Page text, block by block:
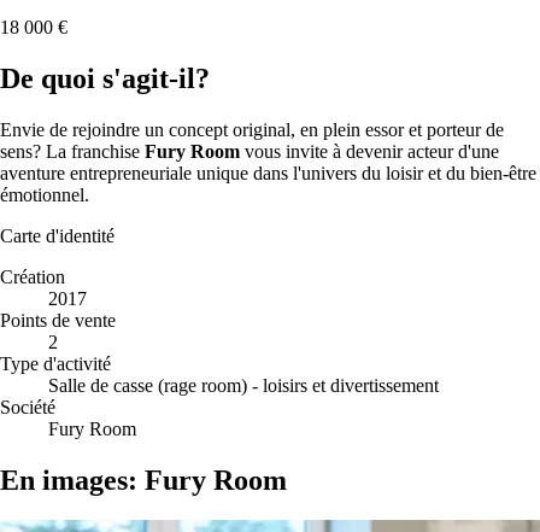
18 000 €
De quoi s'agit-il?
Envie de rejoindre un concept original, en plein essor et porteur de
sens? La franchise Fury Room vous invite à devenir acteur d'une
aventure entrepreneuriale unique dans l'univers du loisir et du bien-être
émotionnel.
Carte d'identité
Création
2017
Points de vente
2
Type d'activité
Salle de casse (rage room) - loisirs et divertissement
Société
Fury Room
En images: Fury Room